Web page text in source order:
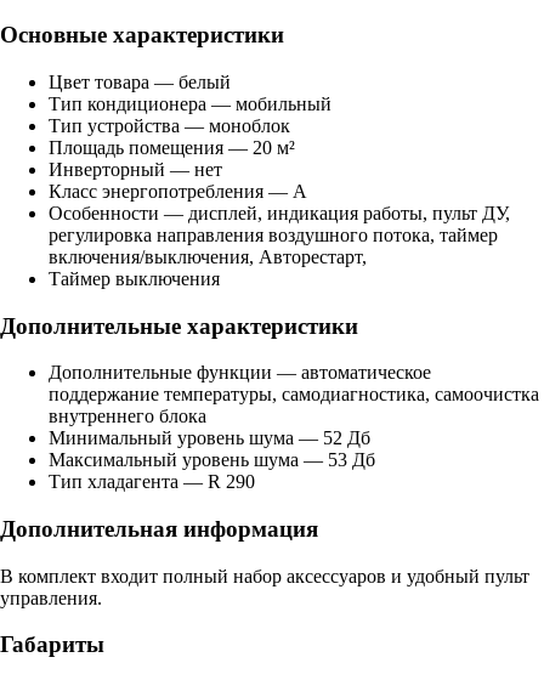
Основные характеристики
Цвет товара — белый
Тип кондиционера — мобильный
Тип устройства — моноблок
Площадь помещения — 20 м²
Инверторный — нет
Класс энергопотребления — A
Особенности — дисплей, индикация работы, пульт ДУ,
регулировка направления воздушного потока, таймер
включения/выключения, Авторестарт,
Таймер выключения
Дополнительные характеристики
Дополнительные функции — автоматическое
поддержание температуры, самодиагностика, самоочистка
внутреннего блока
Минимальный уровень шума — 52 Дб
Максимальный уровень шума — 53 Дб
Тип хладагента — R 290
Дополнительная информация
В комплект входит полный набор аксессуаров и удобный пульт
управления.
Габариты